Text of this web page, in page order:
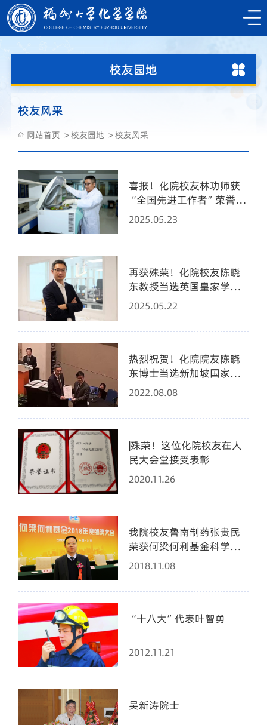
校友园地
校友风采
网站首页 校友园地 校友风采
喜报！化院校友林功师获
“全国先进工作者”荣誉称
号
2025.05.23
再获殊荣！化院校友陈晓
东教授当选英国皇家学会
院士
2025.05.22
热烈祝贺！化院院友陈晓
东博士当选新加坡国家科
学院院士
2022.08.08
|殊荣！这位化院校友在人
民大会堂接受表彰
2020.11.26
我院校友鲁南制药张贵民
荣获何梁何利基金科学与
技术创新奖
2018.11.08
“十八大”代表叶智勇
2012.11.21
吴新涛院士